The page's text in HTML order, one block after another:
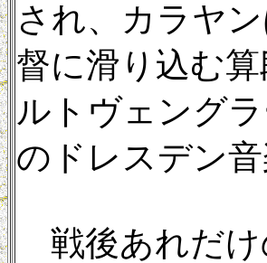
され、カラヤ
督に滑り込む
ルトヴェング
のドレスデン
戦後あれだけ